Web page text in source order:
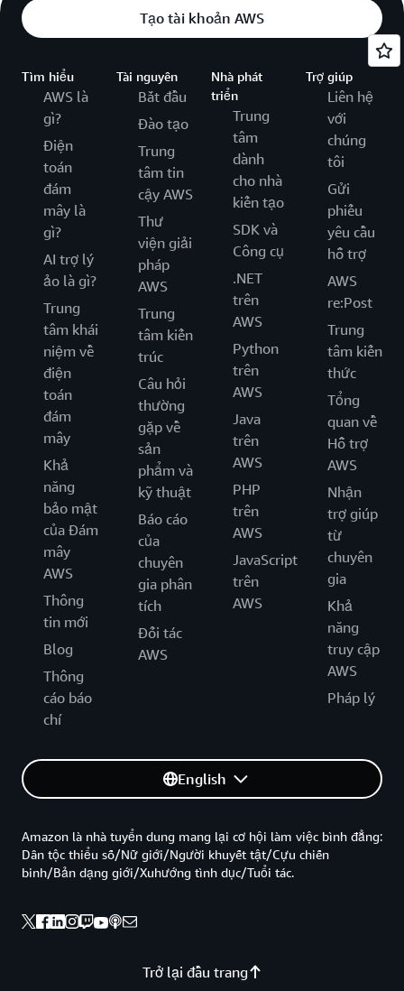
Tạo tài khoản AWS
Tìm hiểu
AWS là
gì?
Điện
toán
đám
mây là
gì?
AI trợ lý
ảo là gì?
Trung
tâm khái
niệm về
điện
toán
đám
mây
Khả
năng
bảo mật
của Đám
mây
AWS
Thông
tin mới
Blog
Thông
cáo báo
chí
Tài nguyên
Bắt đầu
Đào tạo
Trung
tâm tin
cậy AWS
Thư
viện giải
pháp
AWS
Trung
tâm kiến
trúc
Câu hỏi
thường
gặp về
sản
phẩm và
kỹ thuật
Báo cáo
của
chuyên
gia phân
tích
Đối tác
AWS
Nhà phát
triển
Trung
tâm
dành
cho nhà
kiến tạo
SDK và
Công cụ
.NET
trên
AWS
Python
trên
AWS
Java
trên
AWS
PHP
trên
AWS
JavaScript
trên
AWS
Trợ giúp
Liên hệ
với
chúng
tôi
Gửi
phiếu
yêu cầu
hỗ trợ
AWS
re:Post
Trung
tâm kiến
thức
Tổng
quan về
Hỗ trợ
AWS
Nhận
trợ giúp
từ
chuyên
gia
Khả
năng
truy cập
AWS
Pháp lý
English
Trở lại đầu trang
Amazon là nhà tuyển dung mang lại cơ hội làm việc bình đẳng:
Dân tộc thiểu số/Nữ giới/Người khuyết tật/Cựu chiến
binh/Bản dạng giới/Xuhướng tình dục/Tuổi tác.